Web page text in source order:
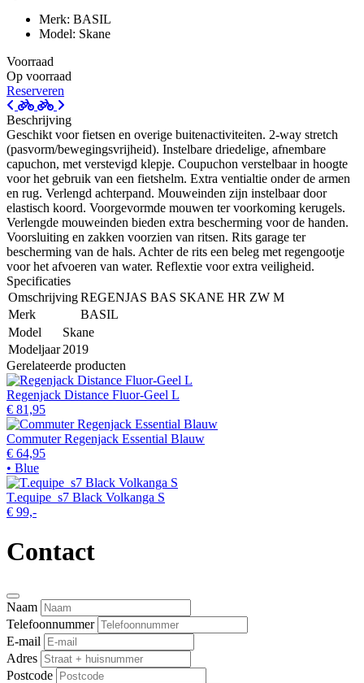
Merk: BASIL
Model: Skane
Voorraad
Op voorraad
Reserveren
Beschrijving
Geschikt voor fietsen en overige buitenactiviteiten. 2-way stretch
(pasvorm/bewegingsvrijheid). Instelbare driedelige, afnembare
capuchon, met verstevigd klepje. Coupuchon verstelbaar in hoogte
voor het gebruik van een fietshelm. Extra ventialtie onder de armen
en rug. Verlengd achterpand. Mouweinden zijn instelbaar door
elastisch koord. Voorgevormde mouwen ter voorkoming kerugels.
Verlengde mouweinden bieden extra bescherming voor de handen.
Voorsluiting en zakken voorzien van ritsen. Rits garage ter
bescherming van de hals. Achter de rits een beleg met regengootje
voor het afvoeren van water. Reflextie voor extra veiligheid.
Specificaties
OmschrijvingREGENJAS BAS SKANE HR ZW M
Merk
BASIL
Model
Skane
Modeljaar 2019
Gerelateerde producten
Regenjack Distance Fluor-Geel L
€ 81,95
Commuter Regenjack Essential Blauw
€ 64,95
• Blue
T.equipe_s7 Black Volkanga S
€ 99,-
Contact
Naam
Telefoonnummer
E-mail
Adres
Postcode